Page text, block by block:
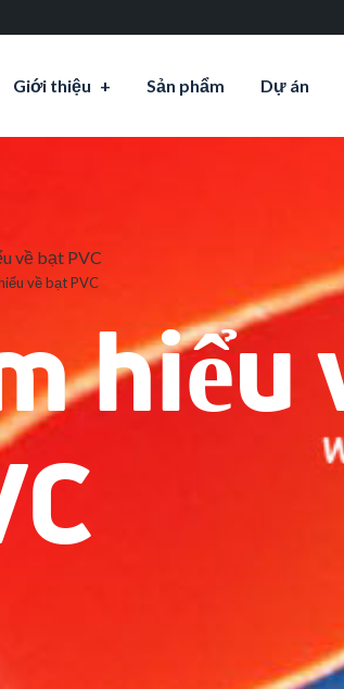
Giới thiệu Sản phẩm Dự án
về bạt PVC
về bạt PVC
hiểu